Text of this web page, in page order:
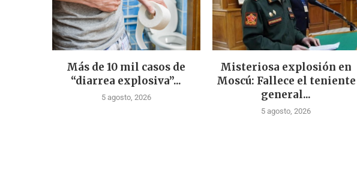
Más de 10 mil casos de
“diarrea explosiva”...
5 agosto, 2026
Misteriosa explosión en
Moscú: Fallece el teniente
general...
5 agosto, 2026